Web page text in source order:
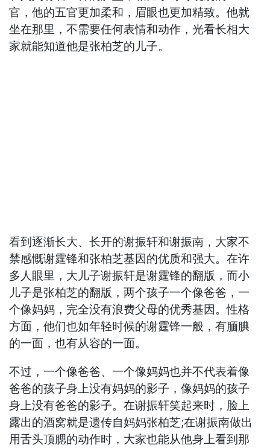
官，他的五官更加柔和，眉眼也更加精致。他就
坐在那里，不需要任何表情和动作，光看长相大
家就能知道他是张柏芝的儿子。
看到逐渐长大、长开的谢振轩和谢振南，大家不
禁感慨谢霆锋和张柏芝基因的优质和强大。在许
多人眼里，大儿子谢振轩是谢霆锋的翻版，而小
儿子是张柏芝的翻版，两个孩子一个像爸爸，一
个像妈妈，完全没有浪费父母的优秀基因。性格
方面，他们也如年轻时候的谢霆锋一般，有腼腆
的一面，也有从容的一面。
不过，一个像爸爸、一个像妈妈也并不代表着像
爸爸的孩子身上没有妈妈的影子，像妈妈的孩子
身上没有爸爸的影子。在谢振轩笑起来时，脸上
露出的酒窝就是遗传自妈妈张柏芝;在谢振南做出
用舌头顶腮的动作时，大家也能从他身上看到那